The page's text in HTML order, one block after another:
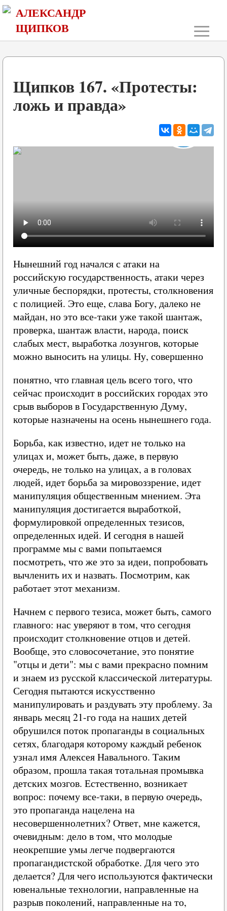
АЛЕКСАНДР
ЩИПКОВ
≡
Щипков 167. «Протесты:
ложь и правда»
Нынешний год начался с атаки на
российскую государственность, атаки через
уличные беспорядки, протесты, столкновения
с полицией. Это еще, слава Богу, далеко не
майдан, но это все-таки уже такой шантаж,
проверка, шантаж власти, народа, поиск
слабых мест, выработка лозунгов, которые
можно выносить на улицы. Ну, совершенно
понятно, что главная цель всего того, что
сейчас происходит в российских городах это
срыв выборов в Государственную Думу,
которые назначены на осень нынешнего года.
Борьба, как известно, идет не только на
улицах и, может быть, даже, в первую
очередь, не только на улицах, а в головах
людей, идет борьба за мировоззрение, идет
манипуляция общественным мнением. Эта
манипуляция достигается выработкой,
формулировкой определенных тезисов,
определенных идей. И сегодня в нашей
программе мы с вами попытаемся
посмотреть, что же это за идеи, попробовать
вычленить их и назвать. Посмотрим, как
работает этот механизм.
Начнем с первого тезиса, может быть, самого
главного: нас уверяют в том, что сегодня
происходит столкновение отцов и детей.
Вообще, это словосочетание, это понятие
"отцы и дети": мы с вами прекрасно помним
и знаем из русской классической литературы.
Сегодня пытаются искусственно
манипулировать и раздувать эту проблему. За
январь месяц 21-го года на наших детей
обрушился поток пропаганды в социальных
сетях, благодаря которому каждый ребенок
узнал имя Алексея Навального. Таким
образом, прошла такая тотальная промывка
детских мозгов. Естественно, возникает
вопрос: почему все-таки, в первую очередь,
это пропаганда нацелена на
несовершеннолетних? Ответ, мне кажется,
очевидным: дело в том, что молодые
неокрепшие умы легче подвергаются
пропагандистской обработке. Для чего это
делается? Для чего используются фактически
ювенальные технологии, направленные на
разрыв поколений, направленные на то,